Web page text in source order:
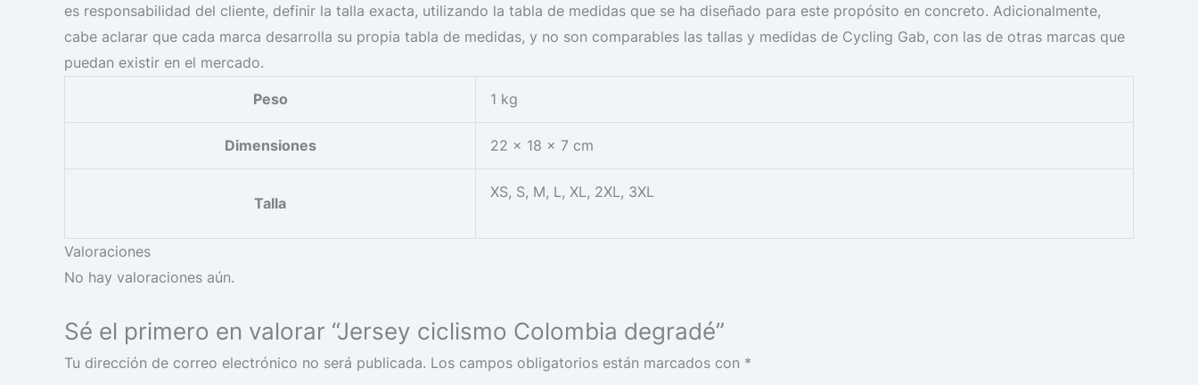
es responsabilidad del cliente, definir la talla exacta, utilizando la tabla de medidas que se ha diseñado para este propósito en concreto. Adicionalmente,
cabe aclarar que cada marca desarrolla su propia tabla de medidas, y no son comparables las tallas y medidas de Cycling Gab, con las de otras marcas que
puedan existir en el mercado.
Peso 1 kg
Dimensiones 22 × 18 × 7 cm
Talla
XS, S, M, L, XL, 2XL, 3XL
Valoraciones
No hay valoraciones aún.
Sé el primero en valorar “Jersey ciclismo Colombia degradé”
Tu dirección de correo electrónico no será publicada. Los campos obligatorios están marcados con *